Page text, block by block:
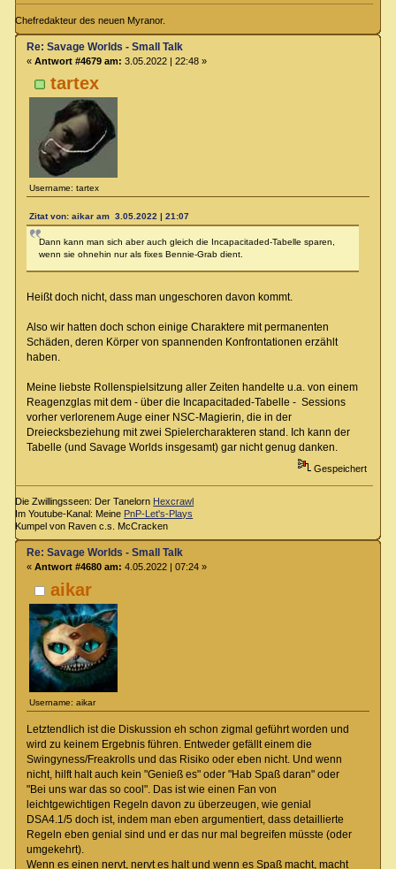
Chefredakteur des neuen Myranor.
tartex
Username: tartex
Re: Savage Worlds - Small Talk
« Antwort #4679 am: 3.05.2022 | 22:48 »
Zitat von: aikar am 3.05.2022 | 21:07
Dann kann man sich aber auch gleich die Incapacitaded-Tabelle sparen,
wenn sie ohnehin nur als fixes Bennie-Grab dient.
Heißt doch nicht, dass man ungeschoren davon kommt.
Also wir hatten doch schon einige Charaktere mit permanenten
Schäden, deren Körper von spannenden Konfrontationen erzählt
haben.
Meine liebste Rollenspielsitzung aller Zeiten handelte u.a. von einem
Reagenzglas mit dem - über die Incapacitaded-Tabelle - Sessions
vorher verlorenem Auge einer NSC-Magierin, die in der
Dreiecksbeziehung mit zwei Spielercharakteren stand. Ich kann der
Tabelle (und Savage Worlds insgesamt) gar nicht genug danken.
Gespeichert
Die Zwillingsseen: Der Tanelorn Hexcrawl
Im Youtube-Kanal: Meine PnP-Let's-Plays
Kumpel von Raven c.s. McCracken
aikar
Username: aikar
Re: Savage Worlds - Small Talk
« Antwort #4680 am: 4.05.2022 | 07:24 »
Letztendlich ist die Diskussion eh schon zigmal geführt worden und
wird zu keinem Ergebnis führen. Entweder gefällt einem die
Swingyness/Freakrolls und das Risiko oder eben nicht. Und wenn
nicht, hilft halt auch kein "Genieß es" oder "Hab Spaß daran" oder
"Bei uns war das so cool". Das ist wie einen Fan von
leichtgewichtigen Regeln davon zu überzeugen, wie genial
DSA4.1/5 doch ist, indem man eben argumentiert, dass detaillierte
Regeln eben genial sind und er das nur mal begreifen müsste (oder
umgekehrt).
Wenn es einen nervt, nervt es halt und wenn es Spaß macht, macht